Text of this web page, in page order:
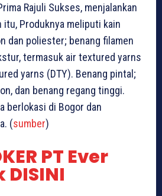
Rajuli Sukses, menjalankan
itu, Produknya meliputi kain
dan poliester; benang filamen
termasuk air textured yarns
yarns (DTY). Benang pintal;
dan benang regang tinggi.
berlokasi di Bogor dan
(sumber)
PT Ever
DISINI